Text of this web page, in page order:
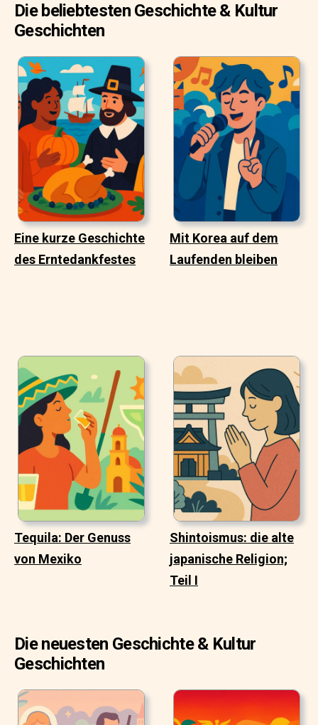
Die beliebtesten Geschichte & Kultur
Geschichten
Eine kurze Geschichte
des Erntedankfestes
Mit Korea auf dem
Laufenden bleiben
Tequila: Der Genuss
von Mexiko
Shintoismus: die alte
japanische Religion;
Teil I
Die neuesten Geschichte & Kultur
Geschichten